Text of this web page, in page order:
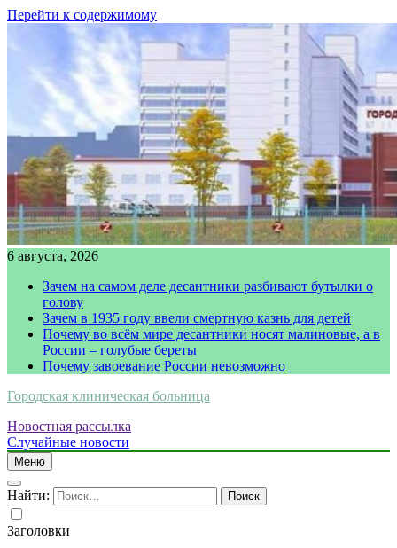
Перейти к содержимому
6 августа, 2026
Зачем на самом деле десантники разбивают бутылки о
голову
Зачем в 1935 году ввели смертную казнь для детей
Почему во всём мире десантники носят малиновые, а в
России – голубые береты
Почему завоевание России невозможно
Городская клиническая больница
Новостная рассылка
Случайные новости
Меню
Найти:
Заголовки